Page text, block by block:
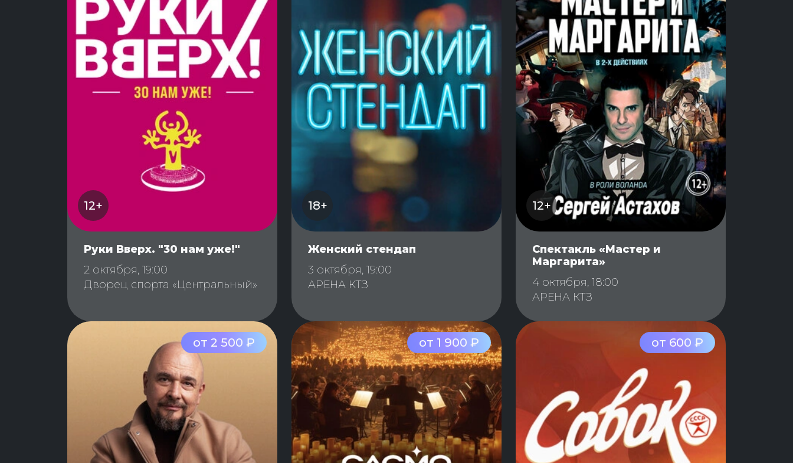
12+
Руки Вверх. "30 нам уже!"
2 октября, 19:00
Дворец спорта «Центральный»
18+
Женский стендап
3 октября, 19:00
АРЕНА КТЗ
12+
Спектакль «Мастер и
Маргарита»
4 октября, 18:00
АРЕНА КТЗ
от 2 500 ₽ от 1 900 ₽ от 600 ₽